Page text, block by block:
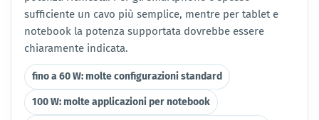
sufficiente un cavo più semplice, mentre per tablet e
notebook la potenza supportata dovrebbe essere
chiaramente indicata.
fino a 60 W: molte configurazioni standard
100 W: molte applicazioni per notebook